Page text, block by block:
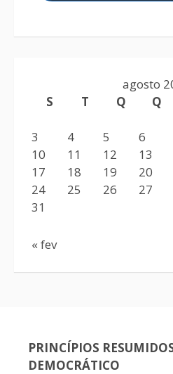
agosto
S
T Q Q
3
4 5 6
10
11 12 13
17
18 19 20
24
25 26 27
31
« fev
PRINCÍPIOS
DEMOCRÁTICO